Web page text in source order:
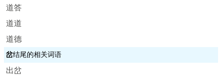
道答
道道
道德
岔结尾的相关词语
出岔